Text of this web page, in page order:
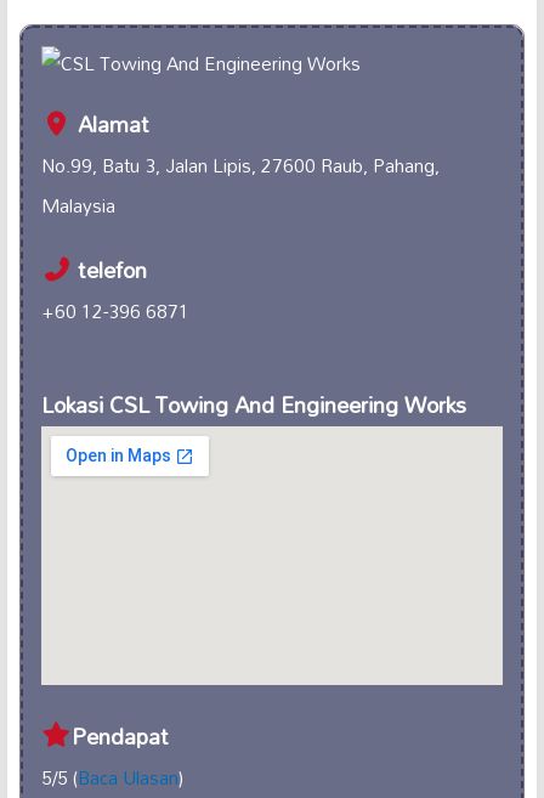
Alamat
No.99, Batu 3, Jalan Lipis, 27600 Raub, Pahang,
Malaysia
telefon
+60 12-396 6871
Lokasi CSL Towing And Engineering Works
Pendapat
5/5 (Baca Ulasan)